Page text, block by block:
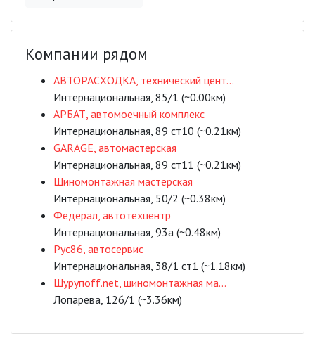
Компании рядом
АВТОРАСХОДКА, технический цент...
Интернациональная, 85/1 (~0.00км)
АРБАТ, автомоечный комплекс
Интернациональная, 89 ст10 (~0.21км)
GARAGE, автомастерская
Интернациональная, 89 ст11 (~0.21км)
Шиномонтажная мастерская
Интернациональная, 50/2 (~0.38км)
Федерал, автотехцентр
Интернациональная, 93а (~0.48км)
Рус86, автосервис
Интернациональная, 38/1 ст1 (~1.18км)
Шурупoff.net, шиномонтажная ма...
Лопарева, 126/1 (~3.36км)